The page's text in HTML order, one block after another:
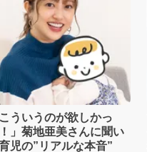
こういうのが欲しかっ
」菊地亜美さんに聞い
児の”リアルな本音”